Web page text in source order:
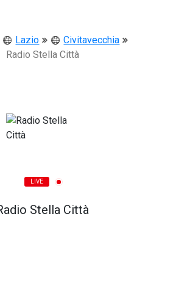
Lazio
Civitavecchia
Radio Stella Città
LIVE
Stella Città